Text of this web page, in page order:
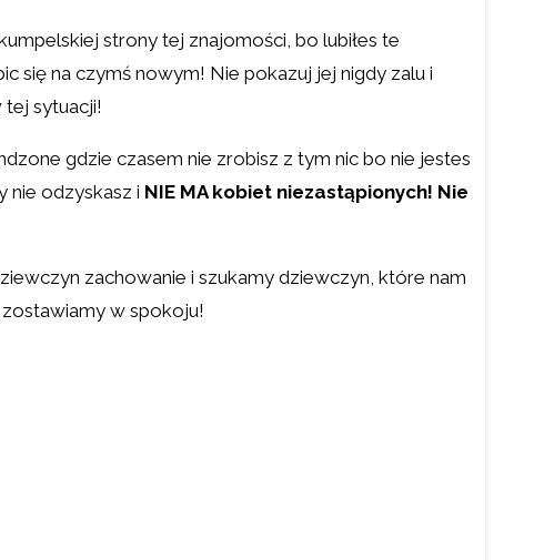
strony tej znajomości, bo lubiłes te
się na czymś nowym! Nie pokazuj jej nigdy zalu i
sytuacji!
gdzie czasem nie zrobisz z tym nic bo nie jestes
nie odzyskasz i NIE MA kobiet niezastąpionych! Nie
zachowanie i szukamy dziewczyn, które nam
w spokoju!